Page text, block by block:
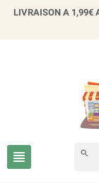
LIVRAISON A 1,99€
 search
Créer